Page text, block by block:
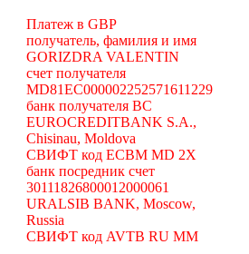
Платеж в GBP
получатель, фамилия и имя
GORIZDRA VALENTIN
счет получателя
MD81EC000002252571611229
банк получателя BC
EUROCREDITBANK S.A.,
Chisinau, Moldova
СВИФТ код ECBM MD 2X
банк посредник счет
30111826800012000061
URALSIB BANK, Moscow,
Russia
СВИФТ код AVTB RU MM